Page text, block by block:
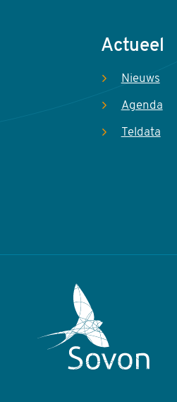
Actueel
Nieuws
Agenda
Teldata